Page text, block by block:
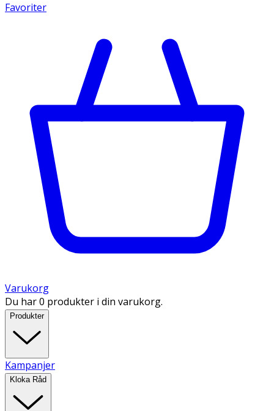
Favoriter
Varukorg
Du har 0 produkter i din varukorg.
Produkter
Kampanjer
Kloka Råd